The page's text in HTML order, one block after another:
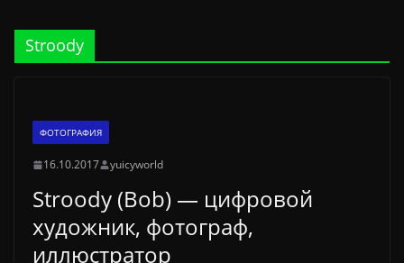
Stroody
ФОТОГРАФИЯ
16.10.2017 yuicyworld
Stroody (Bob) — цифровой
художник, фотограф,
иллюстратор